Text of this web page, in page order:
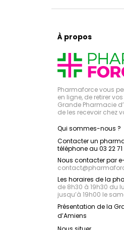
À propos
Pharmaforce vous
en ligne, de retirer
Grande Pharmacie
de les recevoir chez
Qui sommes-nous ?
Contacter un
téléphone au 03 22 71
Nous contacter par
contact@
Les horaires de la
de 8h30 à 19h30 du
jusqu’à 19h00 le
Présentation de la
d’Amiens